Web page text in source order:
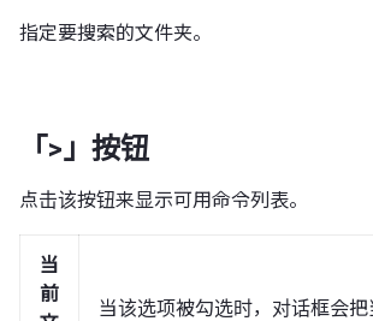
指定要搜索的文件夹。
「>」按钮
点击该按钮来显示可用命令列表。
当
前
当该选项被勾选时，对话框会